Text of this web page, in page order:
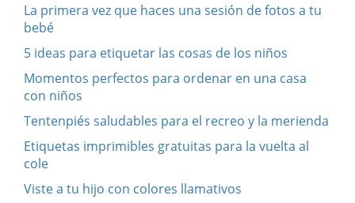
La primera vez que haces una sesión de fotos a tu
bebé
5 ideas para etiquetar las cosas de los niños
Momentos perfectos para ordenar en una casa
con niños
Tentenpiés saludables para el recreo y la merienda
Etiquetas imprimibles gratuitas para la vuelta al
cole
Viste a tu hijo con colores llamativos